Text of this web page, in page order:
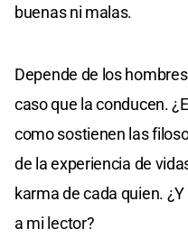
buenas ni malas.
Depende de los
caso que la conducen.
como sostienen las
de la experiencia de
karma de cada quien.
a mi lector?